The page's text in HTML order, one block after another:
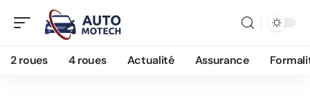
2 roues 4 roues Actualité Assurance